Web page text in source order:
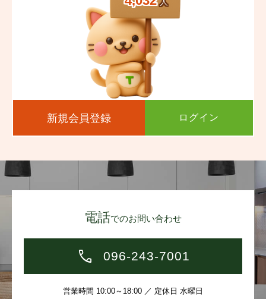
新規会員登録 ログイン
電話でのお問い合わせ
096-243-7001
営業時間 10:00～18:00 ／ 定休日 水曜日